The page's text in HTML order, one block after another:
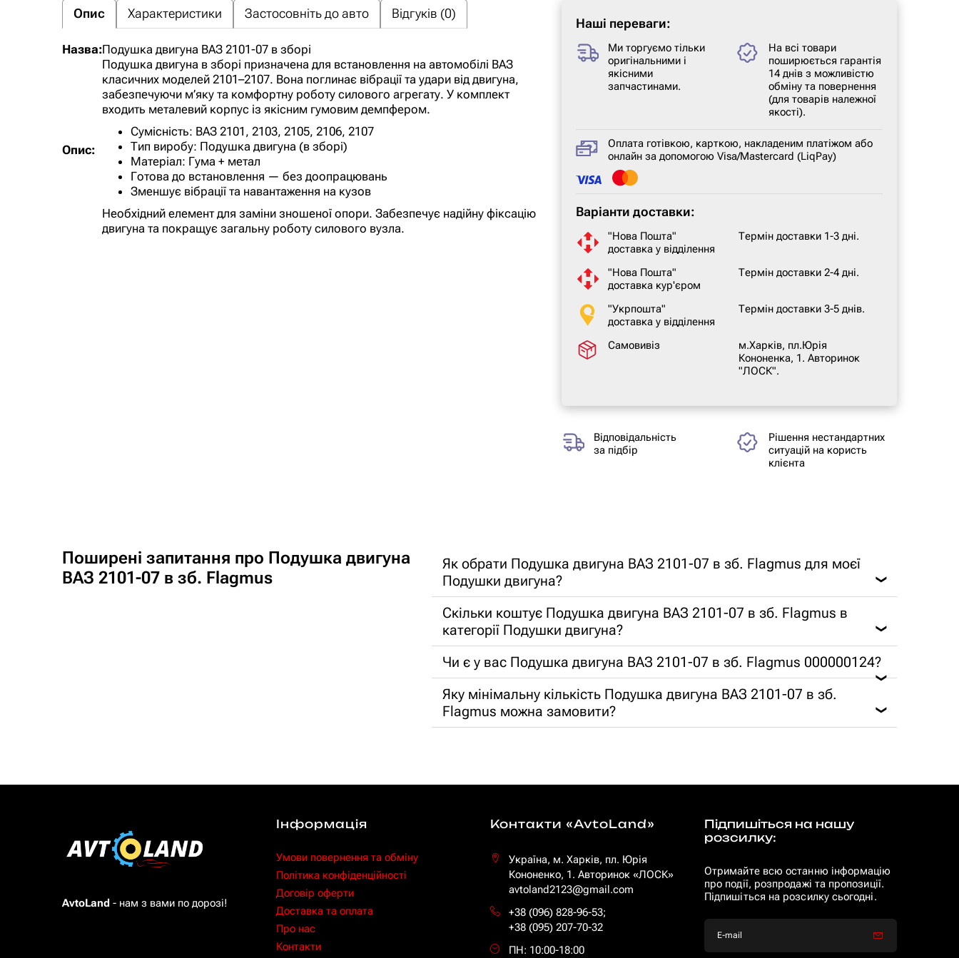
Опис Характеристики Застосовніть до авто Відгуків (0)
Назва:Подушка двигуна ВАЗ 2101-07 в зборі
Опис:
Подушка двигуна в зборі призначена для встановлення на автомобілі ВАЗ
класичних моделей 2101–2107. Вона поглинає вібрації та удари від двигуна,
забезпечуючи м’яку та комфортну роботу силового агрегату. У комплект
входить металевий корпус із якісним гумовим демпфером.
Сумісність: ВАЗ 2101, 2103, 2105, 2106, 2107
Тип виробу: Подушка двигуна (в зборі)
Матеріал: Гума + метал
Готова до встановлення — без доопрацювань
Зменшує вібрації та навантаження на кузов
Необхідний елемент для заміни зношеної опори. Забезпечує надійну фіксацію
двигуна та покращує загальну роботу силового вузла.
Наші переваги:
Ми торгуємо тільки
оригінальними і
якісними
запчастинами.
На всі товари
поширюється гарантія
14 днів з можливістю
обміну та повернення
(для товарів належної
якості).
Оплата готівкою, карткою, накладеним платіжом або
онлайн за допомогою Visa/Mastercard (LiqPay)
Варіанти доставки:
"Нова Пошта"
доставка у відділення
Термін доставки 1-3 дні.
"Нова Пошта"
доставка кур'єром
Термін доставки 2-4 дні.
"Укрпошта"
доставка у відділення
Термін доставки 3-5 днів.
Самовивіз
м.Харків, пл.Юрія
Кононенка, 1. Авторинок
"ЛОСК".
Відповідальність
за підбір
Рішення нестандартних
ситуацій на користь
клієнта
Поширені запитання про Подушка двигуна
ВАЗ 2101-07 в зб. Flagmus
Як обрати Подушка двигуна ВАЗ 2101-07 в зб. Flagmus для моєї
Подушки двигуна?
❯
Скільки коштує Подушка двигуна ВАЗ 2101-07 в зб. Flagmus в
категорії Подушки двигуна?
❯
Чи є у вас Подушка двигуна ВАЗ 2101-07 в зб. Flagmus 000000124?
❯
Яку мінімальну кількість Подушка двигуна ВАЗ 2101-07 в зб.
Flagmus можна замовити?
❯
AvtoLand - нам з вами по дорозі!
Інформація
Умови повернення та обміну
Політика конфіденційності
Договір оферти
Доставка та оплата
Про нас
Контакти
Контакти «AvtoLand»
Україна, м. Харків, пл. Юрія
Кононенко, 1. Авторинок «ЛОСК»
avtoland2123@gmail.com
+38 (096) 828-96-53;
+38 (095) 207-70-32
ПН: 10:00-18:00
Підпишіться на нашу
розсилку:
Отримайте всю останню інформацію
про події, розпродажі та пропозиції.
Підпишіться на розсилку сьогодні.